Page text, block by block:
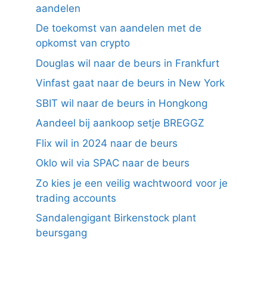
aandelen
De toekomst van aandelen met de
opkomst van crypto
Douglas wil naar de beurs in Frankfurt
Vinfast gaat naar de beurs in New York
SBIT wil naar de beurs in Hongkong
Aandeel bij aankoop setje BREGGZ
Flix wil in 2024 naar de beurs
Oklo wil via SPAC naar de beurs
Zo kies je een veilig wachtwoord voor je
trading accounts
Sandalengigant Birkenstock plant
beursgang